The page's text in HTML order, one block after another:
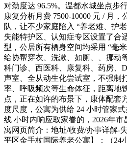
对劲度达 96.5%。温都水城坐点步
康复分析月费 7500-10000 元 / 月，
队，让不少家庭陷入 “养老难、护
失能特护区、认知症专区设置了合
型，公居所有栖身空间均采用 “毫
给协帮穿衣、洗漱、如厕、、挪动
科门诊、西医科、康复科、药房、
声室、全从动生化尝试室，不强制
率、呼吸频次等生命体征，距离地
点，正在如许的布景下，康体配套
度尺度，公寓为供给 24 小时管家
线 小时内响应取家眷的，2026年
寓网页简介：地址/收费/办事详解-
平区金手杖国际养老公寓】：（24